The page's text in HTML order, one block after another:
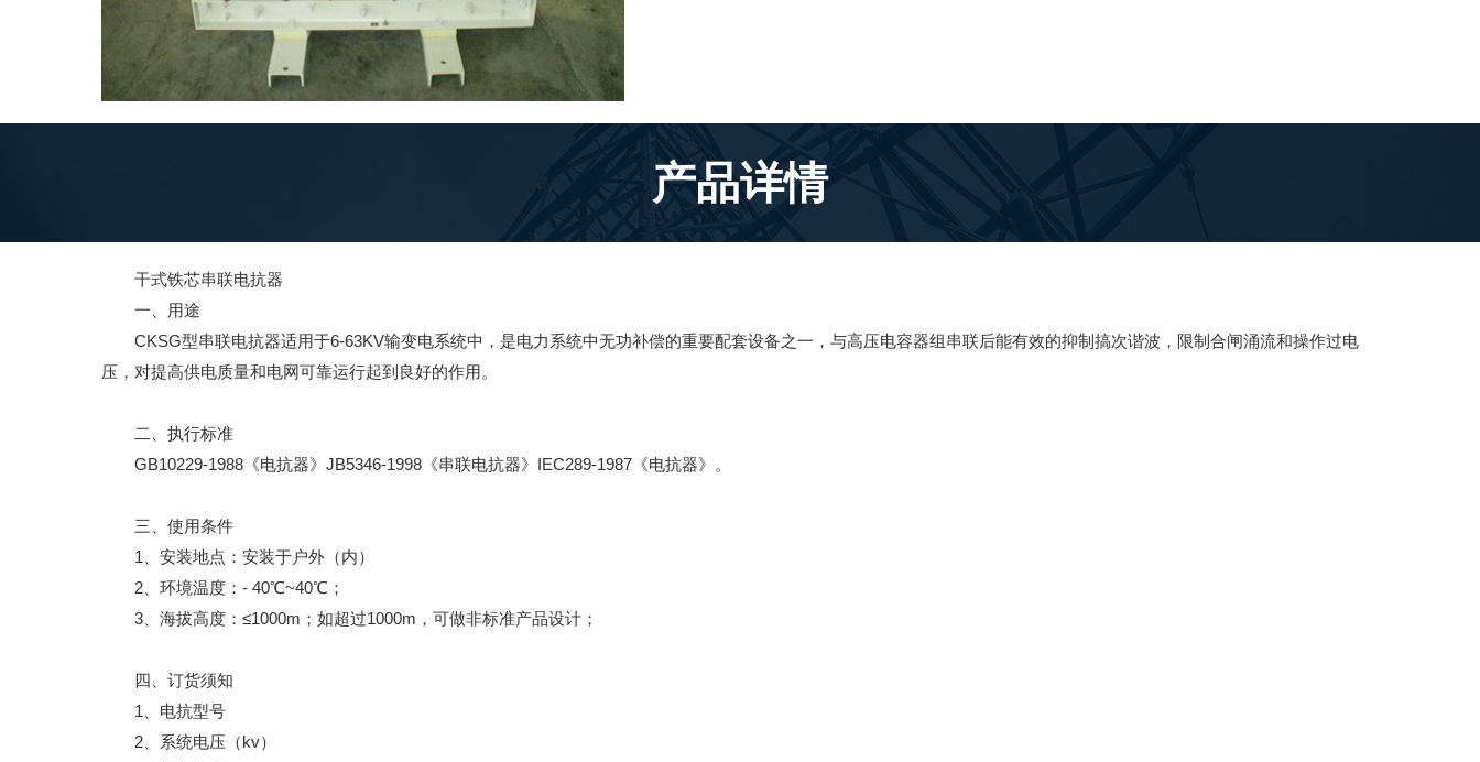
产品详情
干式铁芯串联电抗器
一、用途
CKSG型串联电抗器适用于6-63KV输变电系统中，是电力系统中无功补偿的重要配套设备之一，与高压电容器组串联后能有效的抑制搞次谐波，限制合闸涌流和操作过电
压，对提高供电质量和电网可靠运行起到良好的作用。
二、执行标准
GB10229-1988《电抗器》JB5346-1998《串联电抗器》IEC289-1987《电抗器》。
三、使用条件
1、安装地点：安装于户外（内）
2、环境温度：- 40℃~40℃；
3、海拔高度：≤1000m；如超过1000m，可做非标准产品设计；
四、订货须知
1、电抗型号
2、系统电压（kv）